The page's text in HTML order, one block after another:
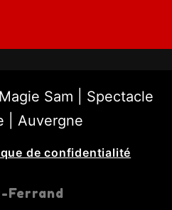
Sam | Spectacle
| Auvergne
de confidentialité
Ferrand